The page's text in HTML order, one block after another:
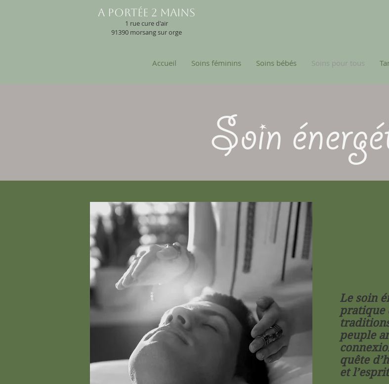
A portée 2 mains
1 rue cure d'air
91390 morsang sur orge
Accueil Soins féminins Soins bébés Soins pour tous
Soin
Le soin
pratique
peuple
quête
et